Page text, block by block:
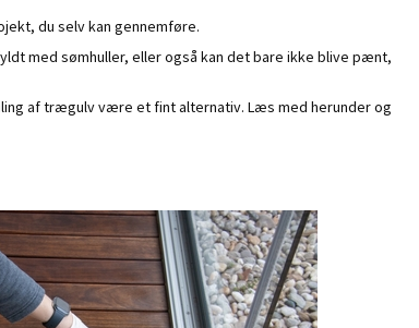
du selv kan gennemføre.
med sømhuller, eller også kan det bare ikke blive pænt,
af trægulv være et fint alternativ. Læs med herunder og